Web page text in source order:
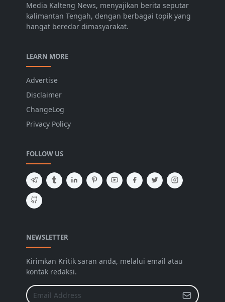
Media Kalteng News, menyajikan berita seputar
kalimantan Tengah, dengan berbagai topik yang
hangat beredar dimasyarakat.
LEARN MORE
Advertise
Disclaimer
ChangeLog
Privacy Policy
FOLLOW US
NEWSLETTER
Kirimkan Kritik saran anda, melalui email atau
kontak redaksi.